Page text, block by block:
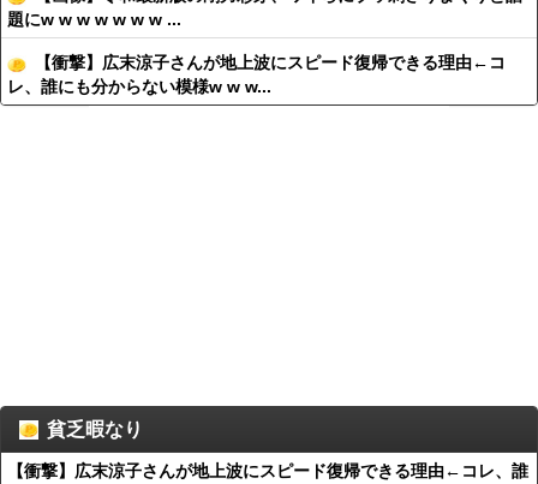
題にw w w w w w w ...
【衝撃】広末涼子さんが地上波にスピード復帰できる理由←コ
レ、誰にも分からない模様w w w...
貧乏暇なり
【衝撃】広末涼子さんが地上波にスピード復帰できる理由←コレ、誰